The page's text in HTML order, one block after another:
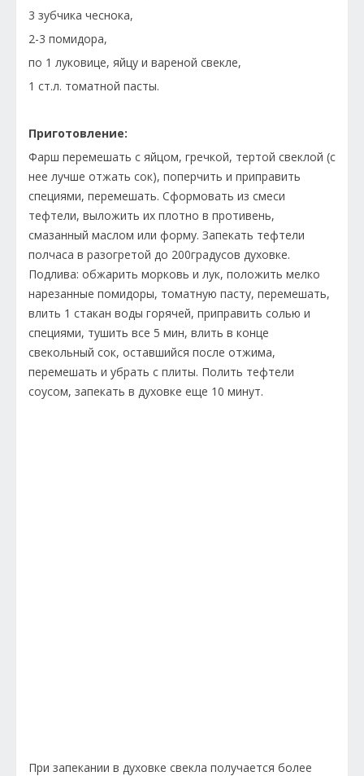
3 зубчика чеснока,
2-3 помидора,
по 1 луковице, яйцу и вареной свекле,
1 ст.л. томатной пасты.
Приготовление:
Фарш перемешать с яйцом, гречкой, тертой свеклой (с
нее лучше отжать сок), поперчить и приправить
специями, перемешать. Сформовать из смеси
тефтели, выложить их плотно в противень,
смазанный маслом или форму. Запекать тефтели
полчаса в разогретой до 200градусов духовке.
Подлива: обжарить морковь и лук, положить мелко
нарезанные помидоры, томатную пасту, перемешать,
влить 1 стакан воды горячей, приправить солью и
специями, тушить все 5 мин, влить в конце
свекольный сок, оставшийся после отжима,
перемешать и убрать с плиты. Полить тефтели
соусом, запекать в духовке еще 10 минут.
При запекании в духовке свекла получается более